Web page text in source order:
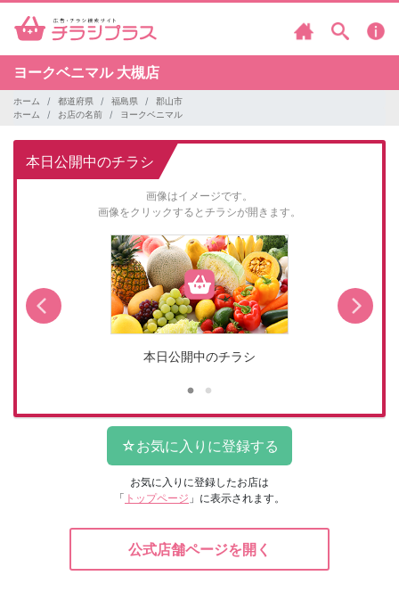
ヨークベニマル 大槻店
ホーム 都道府県 福島県
郡山市
ホーム
お店の名前 ヨークベニマル
本日公開中のチラシ
画像はイメージです。
画像をクリックするとチラシが開きます。
本日公開中のチラシ
お気に入りに登録したお店は
「 トップページ 」に表示されます。
公式店舗ページを開く